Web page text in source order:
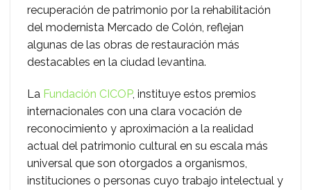
recuperación de patrimonio por la rehabilitación
del modernista Mercado de Colón, reflejan
algunas de las obras de restauración más
destacables en la ciudad levantina.
La Fundación CICOP, instituye estos premios
internacionales con una clara vocación de
reconocimiento y aproximación a la realidad
actual del patrimonio cultural en su escala más
universal que son otorgados a organismos,
instituciones o personas cuyo trabajo intelectual y